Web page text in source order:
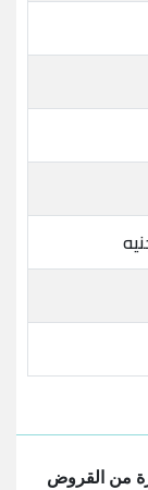
من القروض